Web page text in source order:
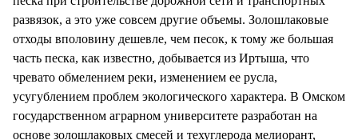
развязок, а это уже совсем другие объемы. Золошлаковые
отходы вполовину дешевле, чем песок, к тому же большая
часть песка, как известно, добывается из Иртыша, что
чревато обмелением реки, изменением ее русла,
усугублением проблем экологического характера. В Омском
государственном аграрном университете разработан на
основе золошлаковых смесей и техуглерода мелиорант,